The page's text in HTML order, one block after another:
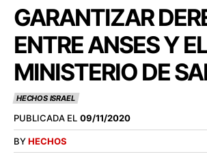
GARANTIZAR
ENTRE ANSES Y EL
MINISTERIO DE
HECHOS ISRAEL
PUBLICADA EL 09/11/2020
BYHECHOS